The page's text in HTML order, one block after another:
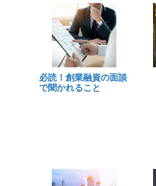
必読！創業融資の面談
で聞かれること